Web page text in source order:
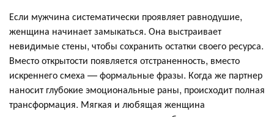
Если мужчина систематически проявляет равнодушие,
женщина начинает замыкаться. Она выстраивает
невидимые стены, чтобы сохранить остатки своего ресурса.
Вместо открытости появляется отстраненность, вместо
искреннего смеха — формальные фразы. Когда же партнер
наносит глубокие эмоциональные раны, происходит полная
трансформация. Мягкая и любящая женщина